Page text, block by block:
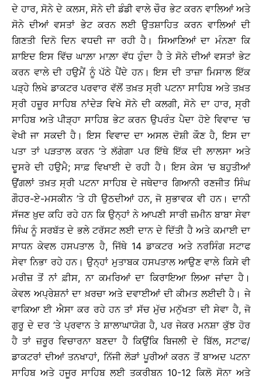
ਦੇ ਹਾਰ, ਸੋਨੇ ਦੇ ਕਲਸ, ਸੋਨੇ ਦੀ ਡੰਡੀ ਵਾਲੇ ਚੌਰ ਭੇਟ ਕਰਨ ਵਾਲਿਆਂ ਅਤੇ
ਸੋਨੇ ਦੀਆਂ ਵਸਤਾਂ ਭੇਟ ਕਰਨ ਲਈ ਉਤਸ਼ਾਹਿਤ ਕਰਨ ਵਾਲਿਆਂ ਦੀ
ਗਿਣਤੀ ਦਿਨੋ ਦਿਨ ਵਧਦੀ ਜਾ ਰਹੀ ਹੈ। ਸਿਆਣਿਆਂ ਦਾ ਮੰਨਣਾ ਕਿ
ਸ਼ਾਇਦ ਇਸ ਵਿੱਚ ਘਾਲ਼ਾ ਮਾਲ਼ਾ ਵੱਧ ਹੁੰਦਾ ਹੈ ਤੇ ਸੋਨੇ ਦੀਆਂ ਵਸਤਾਂ ਭੇਟ
ਕਰਨ ਵਾਲੇ ਦੀ ਹਉਮੈਂ ਨੂੰ ਪੱਠੇ ਪੈਂਦੇ ਹਨ। ਇਸ ਦੀ ਤਾਜ਼ਾ ਮਿਸਾਲ ਇੱਕ
ਪੜ੍ਹੇ ਲਿਖੇ ਡਾਕਟਰ ਪਰਵਾਰ ਵੱਲੋਂ ਤਖ਼ਤ ਸ੍ਰੀ ਪਟਨਾ ਸਾਹਿਬ ਅਤੇ ਤਖ਼ਤ
ਸ੍ਰੀ ਹਜ਼ੂਰ ਸਾਹਿਬ ਨਾਂਦੇੜ ਵਿਖੇ ਸੋਨੇ ਦੀ ਕਲਗੀ, ਸੋਨੇ ਦਾ ਹਾਰ, ਸ੍ਰੀ
ਸਾਹਿਬ ਅਤੇ ਪੀੜ੍ਹਾ ਸਾਹਿਬ ਭੇਟ ਕਰਨ ਉਪਰੰਤ ਪੈਦਾ ਹੋਏ ਵਿਵਾਦ ’ਚ
ਵੇਖੀ ਜਾ ਸਕਦੀ ਹੈ। ਇਸ ਵਿਵਾਦ ਦਾ ਅਸਲ ਦੋਸ਼ੀ ਕੌਣ ਹੈ, ਇਸ ਦਾ
ਪਤਾ ਤਾਂ ਪੜਤਾਲ ਕਰਨ ’ਤੇ ਲੱਗੇਗਾ ਪਰ ਇੱਥੇ ਇੱਕ ਦੀ ਲਾਲਸਾ ਅਤੇ
ਦੂਸਰੇ ਦੀ ਹਉਮੈ; ਸਾਫ਼ ਵਿਖਾਈ ਦੇ ਰਹੀ ਹੈ। ਇਸ ਕੇਸ ’ਚ ਬਹੁਤੀਆਂ
ਉਂਗਲਾਂ ਤਖ਼ਤ ਸ੍ਰੀ ਪਟਨਾ ਸਾਹਿਬ ਦੇ ਜਥੇਦਾਰ ਗਿਆਨੀ ਰਣਜੀਤ ਸਿੰਘ
ਗੌਹਰ-ਏ-ਮਸਕੀਨ ’ਤੇ ਹੀ ਉਠਦੀਆਂ ਹਨ, ਜੋ ਸੁਭਾਵਕ ਵੀ ਹਨ। ਦਾਨੀ
ਸੱਜਣ ਖ਼ੁਦ ਕਹਿ ਰਹੇ ਹਨ ਕਿ ਉਨ੍ਹਾਂ ਨੇ ਆਪਣੀ ਸਾਰੀ ਜ਼ਮੀਨ ਬਾਬਾ ਸੇਵਾ
ਸਿੰਘ ਨੂੰ ਸਰਬੱਤ ਦੇ ਭਲੇ ਟਰੱਸਟ ਲਈ ਦਾਨ ਦੇ ਦਿੱਤੀ ਹੈ ਅਤੇ ਕਮਾਈ ਦਾ
ਸਾਧਨ ਕੇਵਲ ਹਸਪਤਾਲ ਹੈ, ਜਿੱਥੇ 14 ਡਾਕਟਰ ਅਤੇ ਨਰਸਿੰਗ ਸਟਾਫ
ਸੇਵਾ ਨਿਭਾ ਰਹੇ ਹਨ। ਉਨ੍ਹਾਂ ਮੁਤਾਬਕ ਹਸਪਤਾਲ ਆਉਣ ਵਾਲੇ ਕਿਸੇ ਵੀ
ਮਰੀਜ਼ ਤੋਂ ਨਾਂ ਫ਼ੀਸ, ਨਾ ਕਮਰਿਆਂ ਦਾ ਕਿਰਾਇਆ ਲਿਆ ਜਾਂਦਾ ਹੈ।
ਕੇਵਲ ਅਪ੍ਰੇਸ਼ਨਾਂ ਦਾ ਖ਼ਰਚਾ ਅਤੇ ਦਵਾਈਆਂ ਦੀ ਕੀਮਤ ਲਈਦੀ ਹੈ। ਜੇ
ਵਾਕਿਆ ਈ ਐਸਾ ਕਰ ਰਹੇ ਹਨ ਤਾਂ ਸੱਚ ਮੁੱਚ ਮਨੁੱਖਤਾ ਦੀ ਸੇਵਾ ਹੈ, ਜੋ
ਗੁਰੂ ਦੇ ਦਰ ’ਤੇ ਪ੍ਰਵਾਨ ਤੇ ਸ਼ਾਲਾਘਾਯੋਗ ਹੈ, ਪਰ ਜੇਕਰ ਮਨਸ਼ਾ ਕੁੱਝ ਹੋਰ
ਹੈ ਤਾਂ ਜ਼ਰੂਰ ਵਿਚਾਰਨਾ ਬਣਦਾ ਹੈ ਕਿਉਂਕਿ ਬਿਜਲੀ ਦੇ ਬਿੱਲ, ਸਟਾਫ/
ਡਾਕਟਰਾਂ ਦੀਆਂ ਤਨਖਾਹਾਂ, ਨਿੱਜੀ ਲੋੜਾਂ ਪੂਰੀਆਂ ਕਰਨ ਤੋਂ ਬਾਅਦ ਪਟਨਾ
ਸਾਹਿਬ ਅਤੇ ਹਜੂਰ ਸਾਹਿਬ ਲਈ ਤਕਰੀਬਨ 10-12 ਕਿਲੋ ਸੋਨਾ ਅਤੇ